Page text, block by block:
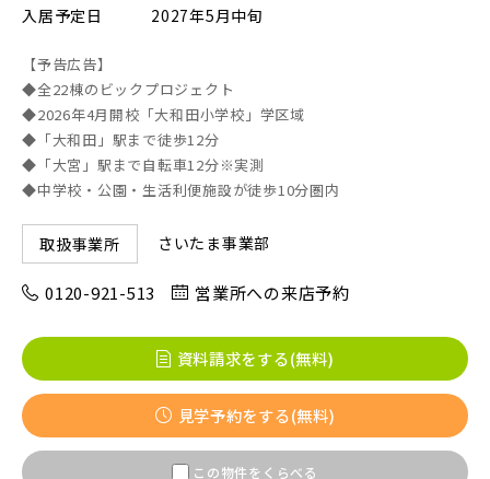
JR東北本線 [宇都宮線]
JR高崎線
JR武蔵野線
JR常磐線 [快速]
【予告広告】リーズン青砥 アイ・ラウンジ
地図にあるご希望の物件アイコンをクリックすると
物件詳細が表示されます
見学OK
見学不可
すぐに入居可能
画像
すべて 外観
内観
キッチン
その他 関連画像
こだわり条件
指定なし
すぐに入居可能
販売開始前の物件
埼玉県北足立郡伊奈町
入居予定日
2027年5月中旬
【予告広告】
◆全22棟のビックプロジェクト
◆2026年4月開校「大和田小学校」学区域
◆「大和田」駅まで徒歩12分
◆「大宮」駅まで自転車12分※実測
◆中学校・公園・生活利便施設が徒歩10分圏内
取扱事業所 さいたま事業部
0120-921-513 営業所への来店予約
資料請求をする(無料)
見学予約をする(無料)
この物件をくらべる